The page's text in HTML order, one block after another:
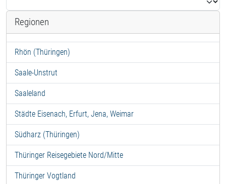
Regionen
Rhön (Thüringen)
Saale-Unstrut
Saaleland
Städte Eisenach, Erfurt, Jena, Weimar
Südharz (Thüringen)
Thüringer Reisegebiete Nord/Mitte
Thüringer Vogtland